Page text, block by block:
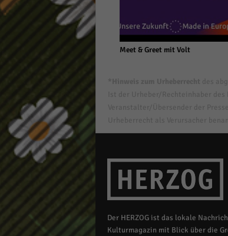
Meet & Greet mit Volt
Der HERZOG ist das lokale
Kulturmagazin mit Blick über die